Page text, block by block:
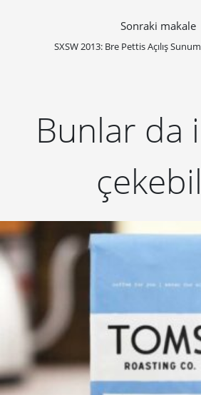
Sonraki makale
SXSW 2013: Bre Pettis Açılış
Bunlar da